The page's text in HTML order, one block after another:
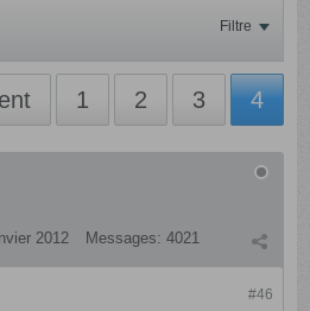
Filtre
1 2 3 4
2012 Messages: 4021
#46